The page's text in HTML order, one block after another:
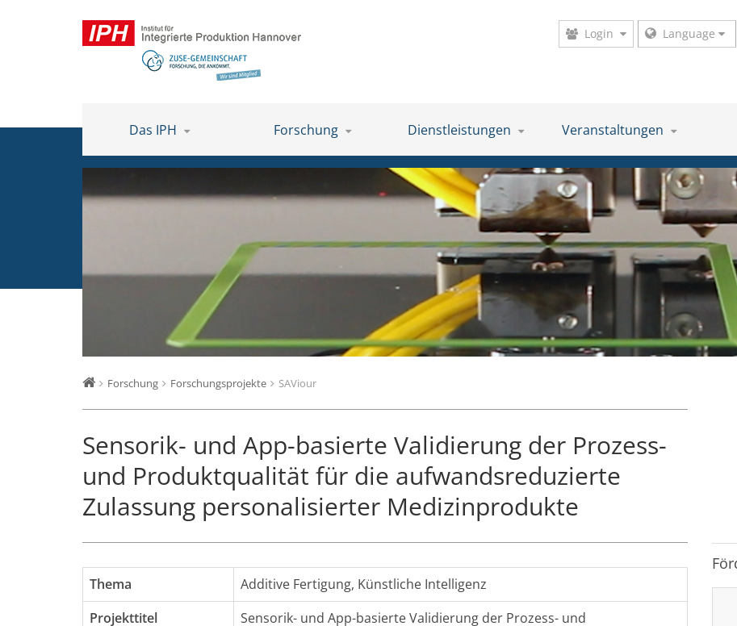
Login Language
Das IPH Forschung Dienstleistungen Veranstaltungen
Forschung Forschungsprojekte SAViour
Sensorik- und App-basierte Validierung der Prozess-
und Produktqualität für die aufwandsreduzierte
Zulassung personalisierter Medizinprodukte
Thema Additive Fertigung, Künstliche Intelligenz
Projekttitel
Sensorik- und App-basierte Validierung der Prozess- und